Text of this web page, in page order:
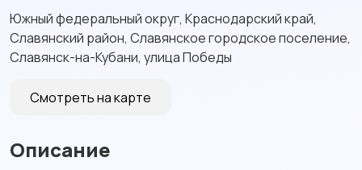
Южный федеральный округ, Краснодарский край,
Славянский район, Славянское городское поселение,
Славянск-на-Кубани, улица Победы
Смотреть на карте
Описание